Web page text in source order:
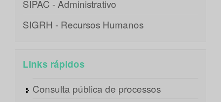
SIPAC - Administrativo
SIGRH - Recursos Humanos
Links rápidos
Consulta pública de processos